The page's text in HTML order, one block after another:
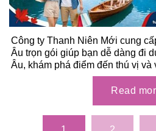
Công ty Thanh Niên Mới cung
Âu trọn gói giúp bạn dễ dàng đi
Âu, khám phá điểm đến thú vị và